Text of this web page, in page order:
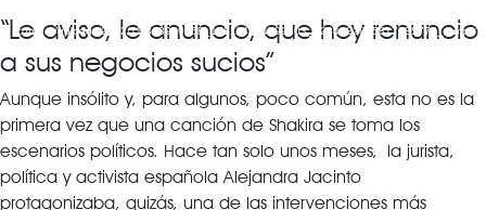
content/uploads/2022/11/313969458_178114154799103_3284822885817935779_n.mp4?
“Le aviso, le anuncio, que hoy renuncio
a sus negocios sucios”
Aunque insólito y, para algunos, poco común, esta no es la
primera vez que una canción de Shakira se toma los
escenarios políticos. Hace tan solo unos meses, la jurista,
política y activista española Alejandra Jacinto
protagonizaba, quizás, una de las intervenciones más